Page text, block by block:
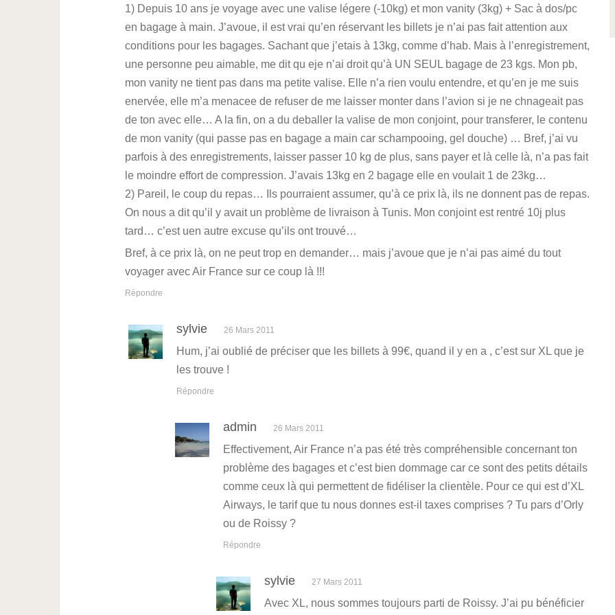
1) Depuis 10 ans je voyage avec une valise légere (-10kg) et mon vanity (3kg) + Sac à dos/pc
en bagage à main. J’avoue, il est vrai qu’en réservant les billets je n’ai pas fait attention aux
conditions pour les bagages. Sachant que j’etais à 13kg, comme d’hab. Mais à l’enregistrement,
une personne peu aimable, me dit qu eje n’ai droit qu’à UN SEUL bagage de 23 kgs. Mon pb,
mon vanity ne tient pas dans ma petite valise. Elle n’a rien voulu entendre, et qu’en je me suis
enervée, elle m’a menacee de refuser de me laisser monter dans l’avion si je ne chnageait pas
de ton avec elle… A la fin, on a du deballer la valise de mon conjoint, pour transferer, le contenu
de mon vanity (qui passe pas en bagage a main car schampooing, gel douche) … Bref, j’ai vu
parfois à des enregistrements, laisser passer 10 kg de plus, sans payer et là celle là, n’a pas fait
le moindre effort de compression. J’avais 13kg en 2 bagage elle en voulait 1 de 23kg…
2) Pareil, le coup du repas… Ils pourraient assumer, qu’à ce prix là, ils ne donnent pas de repas.
On nous a dit qu’il y avait un problème de livraison à Tunis. Mon conjoint est rentré 10j plus
tard… c’est uen autre excuse qu’ils ont trouvé…
Bref, à ce prix là, on ne peut trop en demander… mais j’avoue que je n’ai pas aimé du tout
voyager avec Air France sur ce coup là !!!
Répondre
sylvie 26 Mars 2011
Hum, j’ai oublié de préciser que les billets à 99€, quand il y en a , c’est sur XL que je
les trouve !
Répondre
admin 26 Mars 2011
Effectivement, Air France n’a pas été très compréhensible concernant ton
problème des bagages et c’est bien dommage car ce sont des petits détails
comme ceux là qui permettent de fidéliser la clientèle. Pour ce qui est d’XL
Airways, le tarif que tu nous donnes est-il taxes comprises ? Tu pars d’Orly
ou de Roissy ?
Répondre
sylvie 27 Mars 2011
Avec XL, nous sommes toujours parti de Roissy. J’ai pu bénéficier